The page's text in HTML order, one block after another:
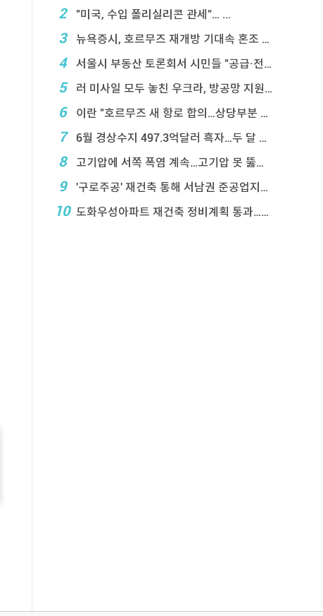
2 "미국, 수입 폴리실리콘 관세"… ...
3 뉴욕증시, 호르무즈 재개방 기대속 혼조 마감…나스닥 ...
4 서울시 부동산 토론회서 시민들 "공급·전월 ...
5 러 미사일 모두 놓친 우크라, 방공망 지원 호소
6 이란 "호르무즈 새 항로 합의…상당부분 이 ...
7 6월 경상수지 497.3억달러 흑자…두 달 연속 역 ...
8 고기압에 서쪽 폭염 계속…고기압 못 뚫은 태풍은 상 ...
9 '구로주공' 재건축 통해 서남권 준공업지에 3,28 ...
10 도화우성아파트 재건축 정비계획 통과…1,612세대 ...